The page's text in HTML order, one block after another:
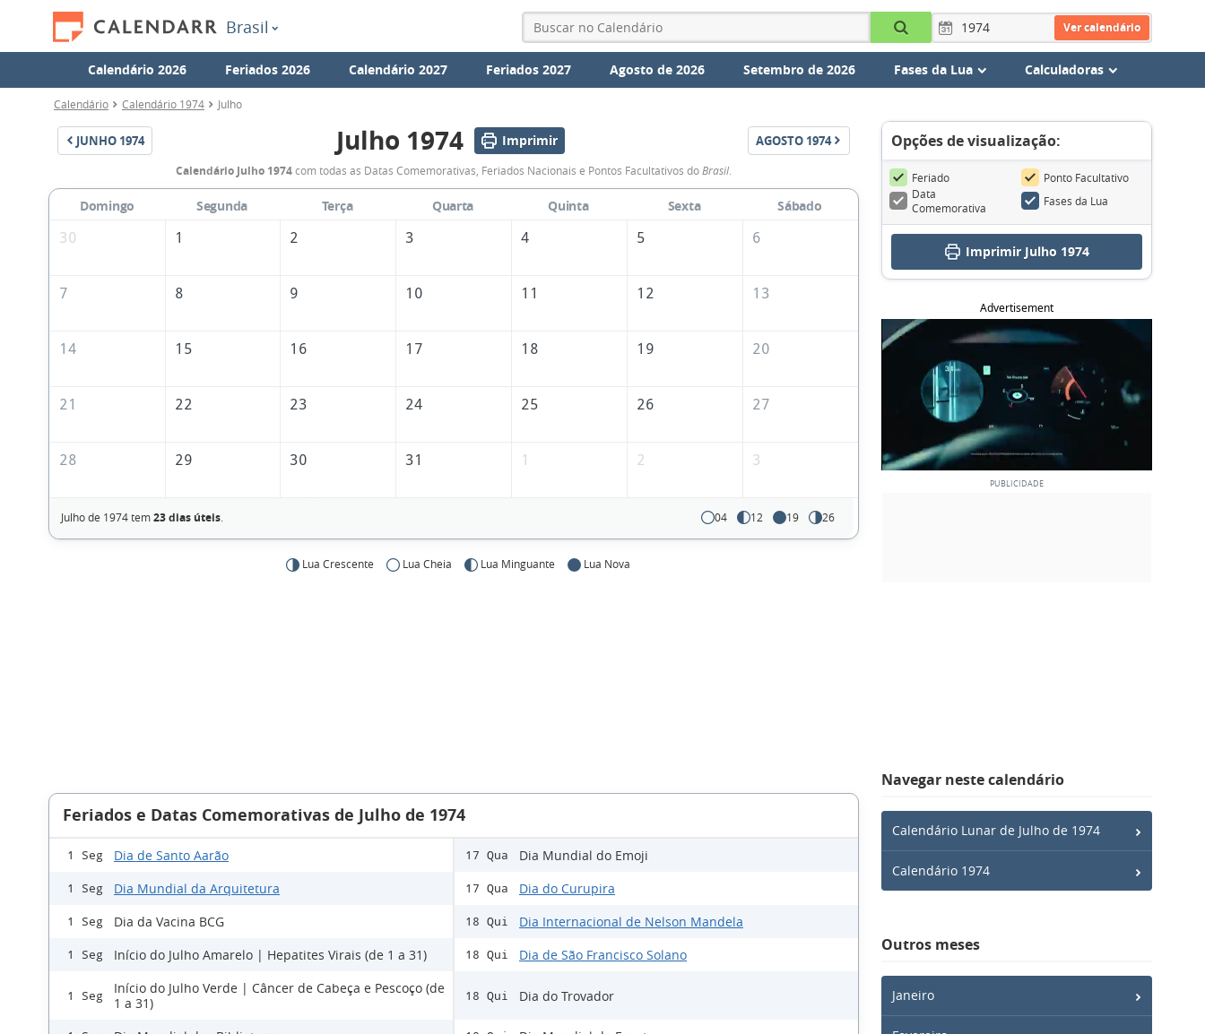
Brasil Ver calendário
Calendário 2026 Feriados 2026 Calendário 2027 Feriados 2027 Agosto de 2026 Setembro de 2026 Fases da Lua Calculadoras
Calendário Calendário 1974 Julho
JUNHO 1974
Calendário
de
Julho
Julho 1974 Imprimir AGOSTO 1974
Calendário Julho 1974com todas as Datas Comemorativas, Feriados Nacionais e Pontos Facultativos doBrasil
Domingo Segunda Terça Quarta Quinta Sexta
Sábado
30
1 2 3 4 5 6
7 8 9 10 11 12 13
14 15 16 17 18 19 20
21 22 23 24 25 26 27
28 29 30 31 1 2 3
Julho de 1974 tem23 dias úteis. 04 12 19 26
Lua Crescente Lua Cheia Lua Minguante Lua Nova
Opções de visualização:
Feriado
Ponto Facultativo
Data
Comemorativa
Fases da Lua
Imprimir Julho 1974
Advertisement
Feriados e Datas Comemorativas de Julho de 1974
1 Seg Dia de Santo Aarão
1 Seg Dia Mundial da Arquitetura
1 Seg Dia da Vacina BCG
1 Seg Início do Julho Amarelo | Hepatites Virais (de 1 a 31)
1 Seg
Início do Julho Verde | Câncer de Cabeça e Pescoço (de
1 a 31)
17 Qua Dia Mundial do Emoji
17 Qua Dia do Curupira
18 Qui Dia Internacional de Nelson Mandela
18 Qui Dia de São Francisco Solano
18 Qui Dia do Trovador
Navegar neste calendário
Calendário Lunar de Julho de 1974
Calendário 1974
Outros meses
Janeiro